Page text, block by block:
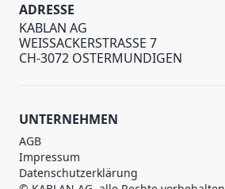
ADRESSE
KABLAN AG
WEISSACKERSTRASSE 7
CH-3072 OSTERMUNDIGEN
UNTERNEHMEN
AGB
Impressum
Datenschutzerklärung